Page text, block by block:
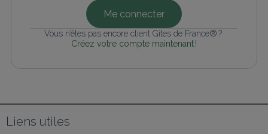
Me connecter
Vous n’êtes pas encore client Gîtes de France® ?
Créez votre compte maintenant !
Liens utiles